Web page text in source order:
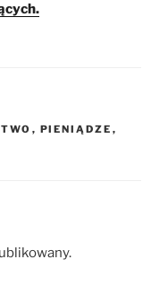
, PIENIĄDZE ,